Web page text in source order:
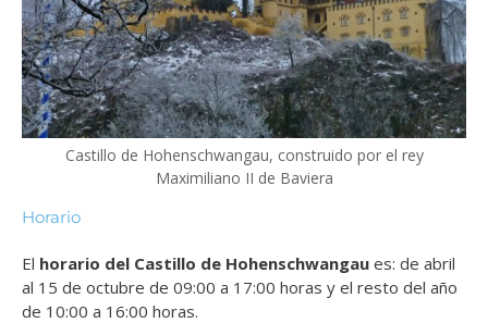
Castillo de Hohenschwangau, construido por el rey
Maximiliano II de Baviera
Horario
El horario del Castillo de Hohenschwangau es: de abril
al 15 de octubre de 09:00 a 17:00 horas y el resto del año
de 10:00 a 16:00 horas.